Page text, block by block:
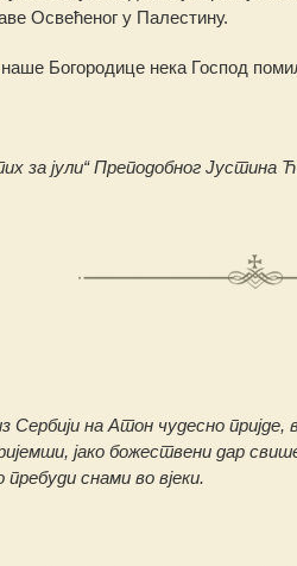
Освећеног у Палестину.
Богородице нека Господ
за јули“ Преподобног Јустина
Сербији на Атон чудесно
јако божествени дар
снами во вјеки.